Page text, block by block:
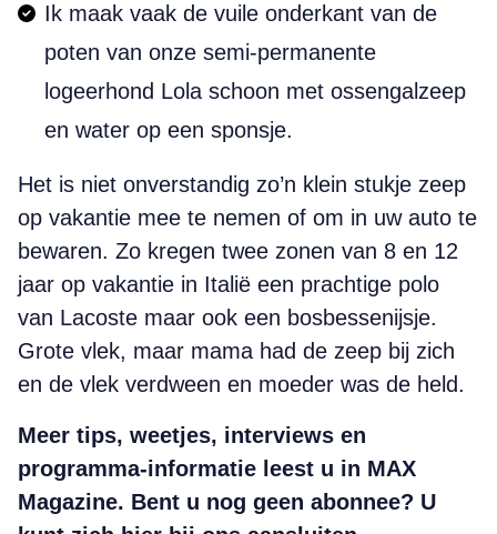
Ik maak vaak de vuile onderkant van de
poten van onze semi-permanente
logeerhond Lola schoon met ossengalzeep
en water op een sponsje.
Het is niet onverstandig zo’n klein stukje zeep
op vakantie mee te nemen of om in uw auto te
bewaren. Zo kregen twee zonen van 8 en 12
jaar op vakantie in Italië een prachtige polo
van Lacoste maar ook een bosbessenijsje.
Grote vlek, maar mama had de zeep bij zich
en de vlek verdween en moeder was de held.
Meer tips, weetjes, interviews en
programma-informatie leest u in MAX
Magazine. Bent u nog geen abonnee? U